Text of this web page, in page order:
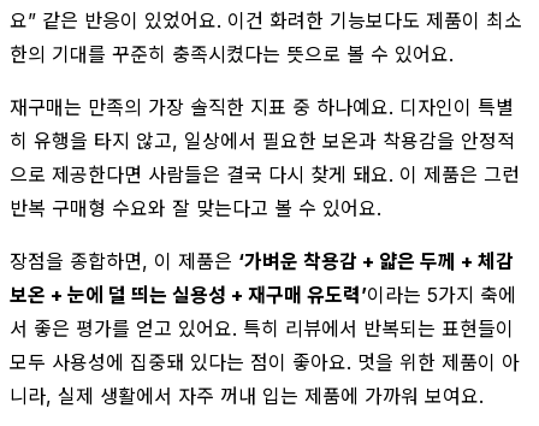
요” 같은 반응이 있었어요. 이건 화려한 기능보다도 제품이 최소
한의 기대를 꾸준히 충족시켰다는 뜻으로 볼 수 있어요.
재구매는 만족의 가장 솔직한 지표 중 하나예요. 디자인이 특별
히 유행을 타지 않고, 일상에서 필요한 보온과 착용감을 안정적
으로 제공한다면 사람들은 결국 다시 찾게 돼요. 이 제품은 그런
반복 구매형 수요와 잘 맞는다고 볼 수 있어요.
장점을 종합하면, 이 제품은 ‘가벼운 착용감 + 얇은 두께 + 체감
보온 + 눈에 덜 띄는 실용성 + 재구매 유도력’이라는 5가지 축에
서 좋은 평가를 얻고 있어요. 특히 리뷰에서 반복되는 표현들이
모두 사용성에 집중돼 있다는 점이 좋아요. 멋을 위한 제품이 아
니라, 실제 생활에서 자주 꺼내 입는 제품에 가까워 보여요.